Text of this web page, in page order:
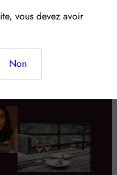
Accords mets
vous devez avoir
Non